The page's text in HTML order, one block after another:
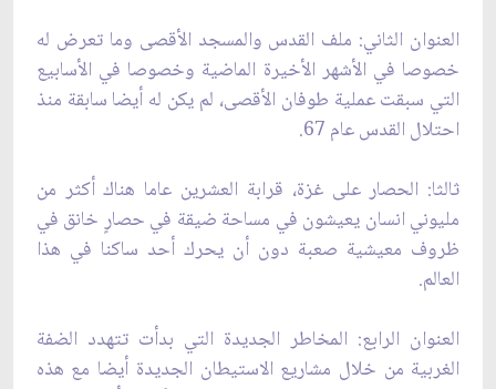
العنوان الثاني: ملف القدس والمسجد الأقصى وما تعرض له
خصوصا في الأشهر الأخيرة الماضية ‏وخصوصا في الأسابيع
التي سبقت عملية طوفان الأقصى، لم يكن له أيضا سابقة منذ
احتلال القدس ‏عام 67.‏
ثالثا: الحصار على غزة، قرابة العشرين عاما هناك أكثر من
مليوني انسان يعيشون في مساحة ‏ضيقة في حصارٍ خانق في
ظروف معيشية صعبة دون أن يحرك أحد ساكنا في هذا
العالم.
العنوان الرابع: المخاطر الجديدة التي بدأت تتهدد الضفة
الغربية من خلال مشاريع الاستيطان ‏الجديدة أيضا مع هذه